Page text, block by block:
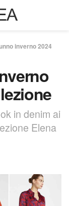
inverno 2024
in denim ai
Elena